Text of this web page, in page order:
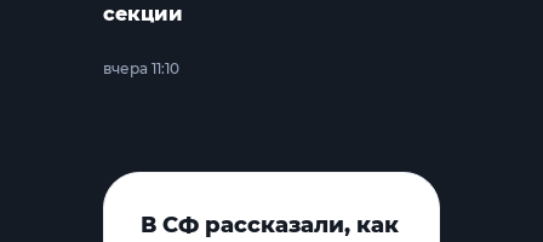
секции
вчера 11:10
В СФ рассказали, как